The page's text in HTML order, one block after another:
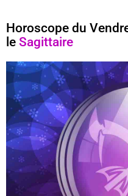
Horoscope du
le Sagittaire